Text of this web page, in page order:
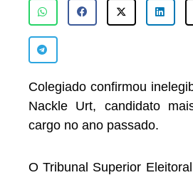
Colegiado confirmou
Nackle Urt, candidato
cargo no ano passado.
O Tribunal Superior